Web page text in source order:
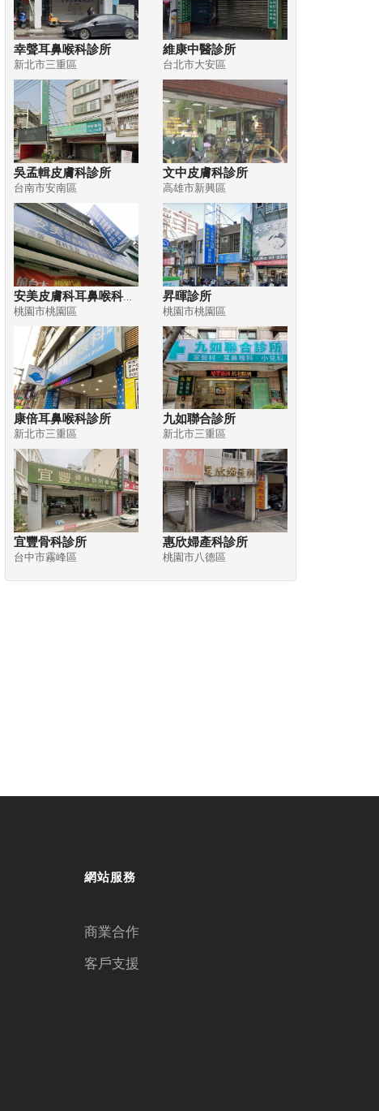
幸聲耳鼻喉科診所
新北市三重區
維康中醫診所
台北市大安區
吳孟輯皮膚科診所
台南市安南區
文中皮膚科診所
高雄市新興區
安美皮膚科耳鼻喉科專科診所
桃園市桃園區
昇暉診所
桃園市桃園區
康倍耳鼻喉科診所
新北市三重區
九如聯合診所
新北市三重區
宜豐骨科診所
台中市霧峰區
惠欣婦產科診所
桃園市八德區
網站服務
商業合作
客戶支援